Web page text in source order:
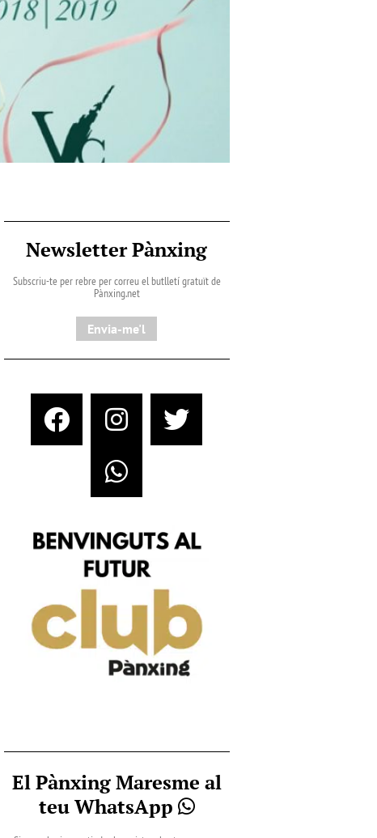
Newsletter Pànxing
Subscriu-te per rebre per correu el butlletí gratuït de
Pànxing.net​
Envia-me'l
El Pànxing Maresme al
teu WhatsApp